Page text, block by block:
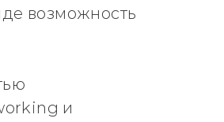
возможность
и